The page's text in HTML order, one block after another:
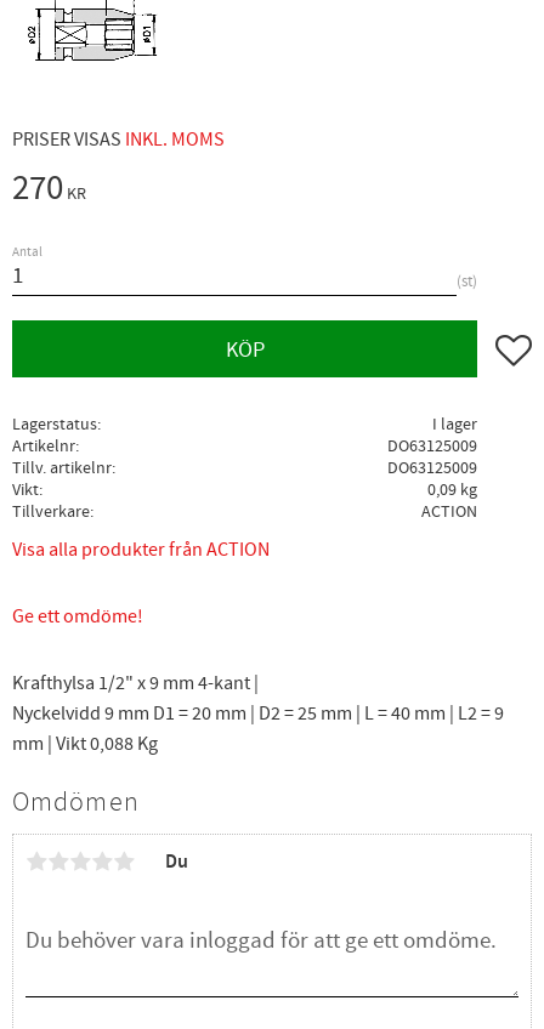
PRISER VISAS INKL. MOMS
270 KR
Antal
st
KÖP Lägg
Lagerstatus
I lager
Artikelnr
DO63125009
Tillv. artikelnr
DO63125009
Vikt
0,09 kg
Tillverkare
ACTION
Visa alla produkter från ACTION
Ge ett omdöme!
Krafthylsa 1/2" x 9 mm 4-kant |
Nyckelvidd 9 mm D1 = 20 mm | D2 = 25 mm | L = 40 mm | L2 = 9
mm | Vikt 0,088 Kg
Omdömen
Du